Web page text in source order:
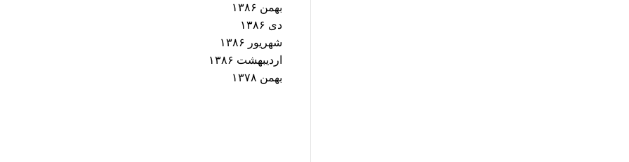
بهمن ۱۳۸۶
دی ۱۳۸۶
شهریور ۱۳۸۶
اردیبهشت ۱۳۸۶
بهمن ۱۳۷۸